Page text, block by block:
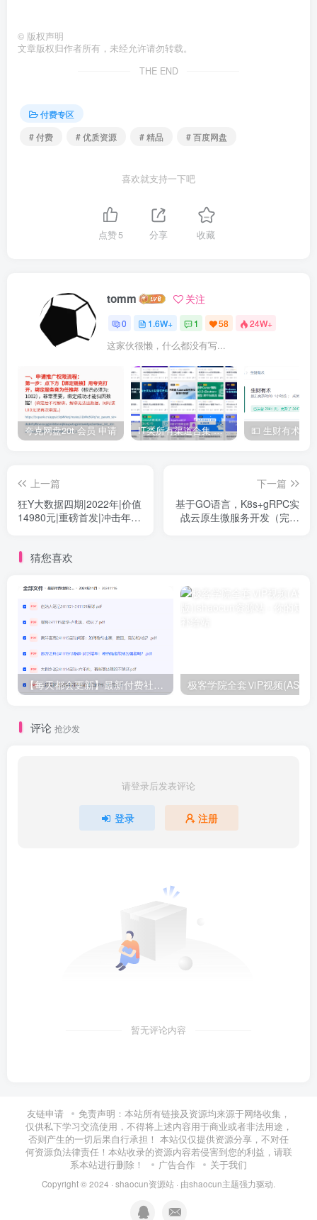
© 版权声明
文章版权归作者所有，未经允许请勿转载。
THE END
付费专区
# 付费
# 优质资源 # 精品 # 百度网盘
喜欢就支持一下吧
点赞5 分享 收藏
tomm 关注
0 1.6W+ 1 58 24W+
这家伙很懒，什么都没有写...
夸克网盘20t 会员 申请 IT类所有渠道合集 持续日更，目前近四千多条资源 年费用户微信私信获取权限
上一篇
狂Y大数据四期|2022年|价值
14980元|重磅首发|冲击年薪
下一篇
基于GO语言，K8s+gRPC实
战云原生微服务开发（完结
猜您喜欢
【每天都会更新】最新付费社群公众号文章 极客学院全套ⅥP视频(AS版)
评论 抢沙发
请登录后发表评论
登录 注册
暂无评论内容
友链申请
免责声明：本站所有链接及资源均来源于网络收集，
仅供私下学习交流使用，不得将上述内容用于商业或者非法用途，
否则产生的一切后果自行承担！ 本站仅仅提供资源分享，不对任
何资源负法律责任！本站收录的资源内容若侵害到您的利益，请联
系本站进行删除！
广告合作 关于我们
Copyright © 2024 · shaocun资源站 · 由shaocun主题强力驱动.